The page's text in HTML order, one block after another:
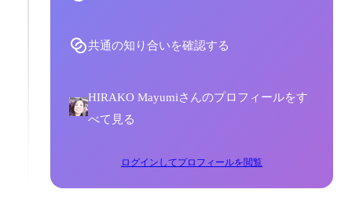
共通の知り合いを確認する
HIRAKO Mayumiさんのプロフィールをす
べて見る
ログインしてプロフィールを閲覧